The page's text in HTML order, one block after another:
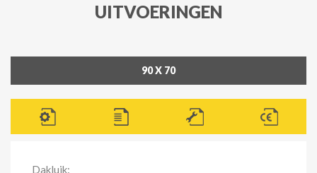
UITVOERINGEN
90 X 70
Dakluik: